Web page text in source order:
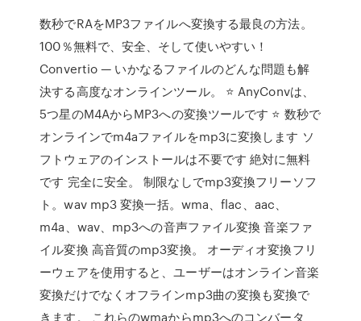
数秒でRAをMP3ファイルへ変換する最良の方法。
100％無料で、安全、そして使いやすい！
Convertio — いかなるファイルのどんな問題も解
決する高度なオンラインツール。 ⭐ AnyConvは、
5つ星のM4AからMP3への変換ツールです ⭐ 数秒で
オンラインでm4aファイルをmp3に変換します ソ
フトウェアのインストールは不要です 絶対に無料
です 完全に安全。 制限なしでmp3変換フリーソフ
ト。wav mp3 変換一括。wma、flac、aac、
m4a、wav、mp3への音声ファイル変換 音楽ファ
イル変換 高音質のmp3変換。 オーディオ変換フリ
ーウェアを使用すると、ユーザーはオンライン音楽
変換だけでなくオフラインmp3曲の変換も変換で
きます。 これらのwmaからmp3へのコンバータ